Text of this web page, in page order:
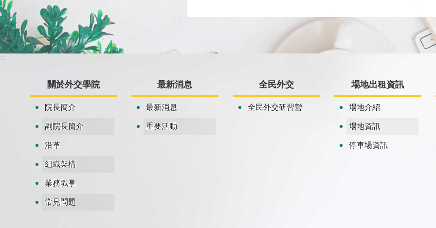
:::
關於外交學院
院長簡介
副院長簡介
沿革
組織架構
業務職掌
常見問題
最新消息
最新消息
重要活動
全民外交
全民外交研習營
場地出租資訊
場地介紹
場地資訊
停車場資訊